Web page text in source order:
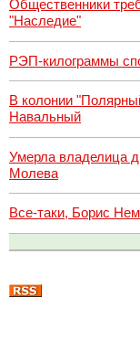
Общественники
"Наследие"
РЭП-килограммы
В колонии
Навальный
Умерла владелица
Молева
Все-таки, Борис